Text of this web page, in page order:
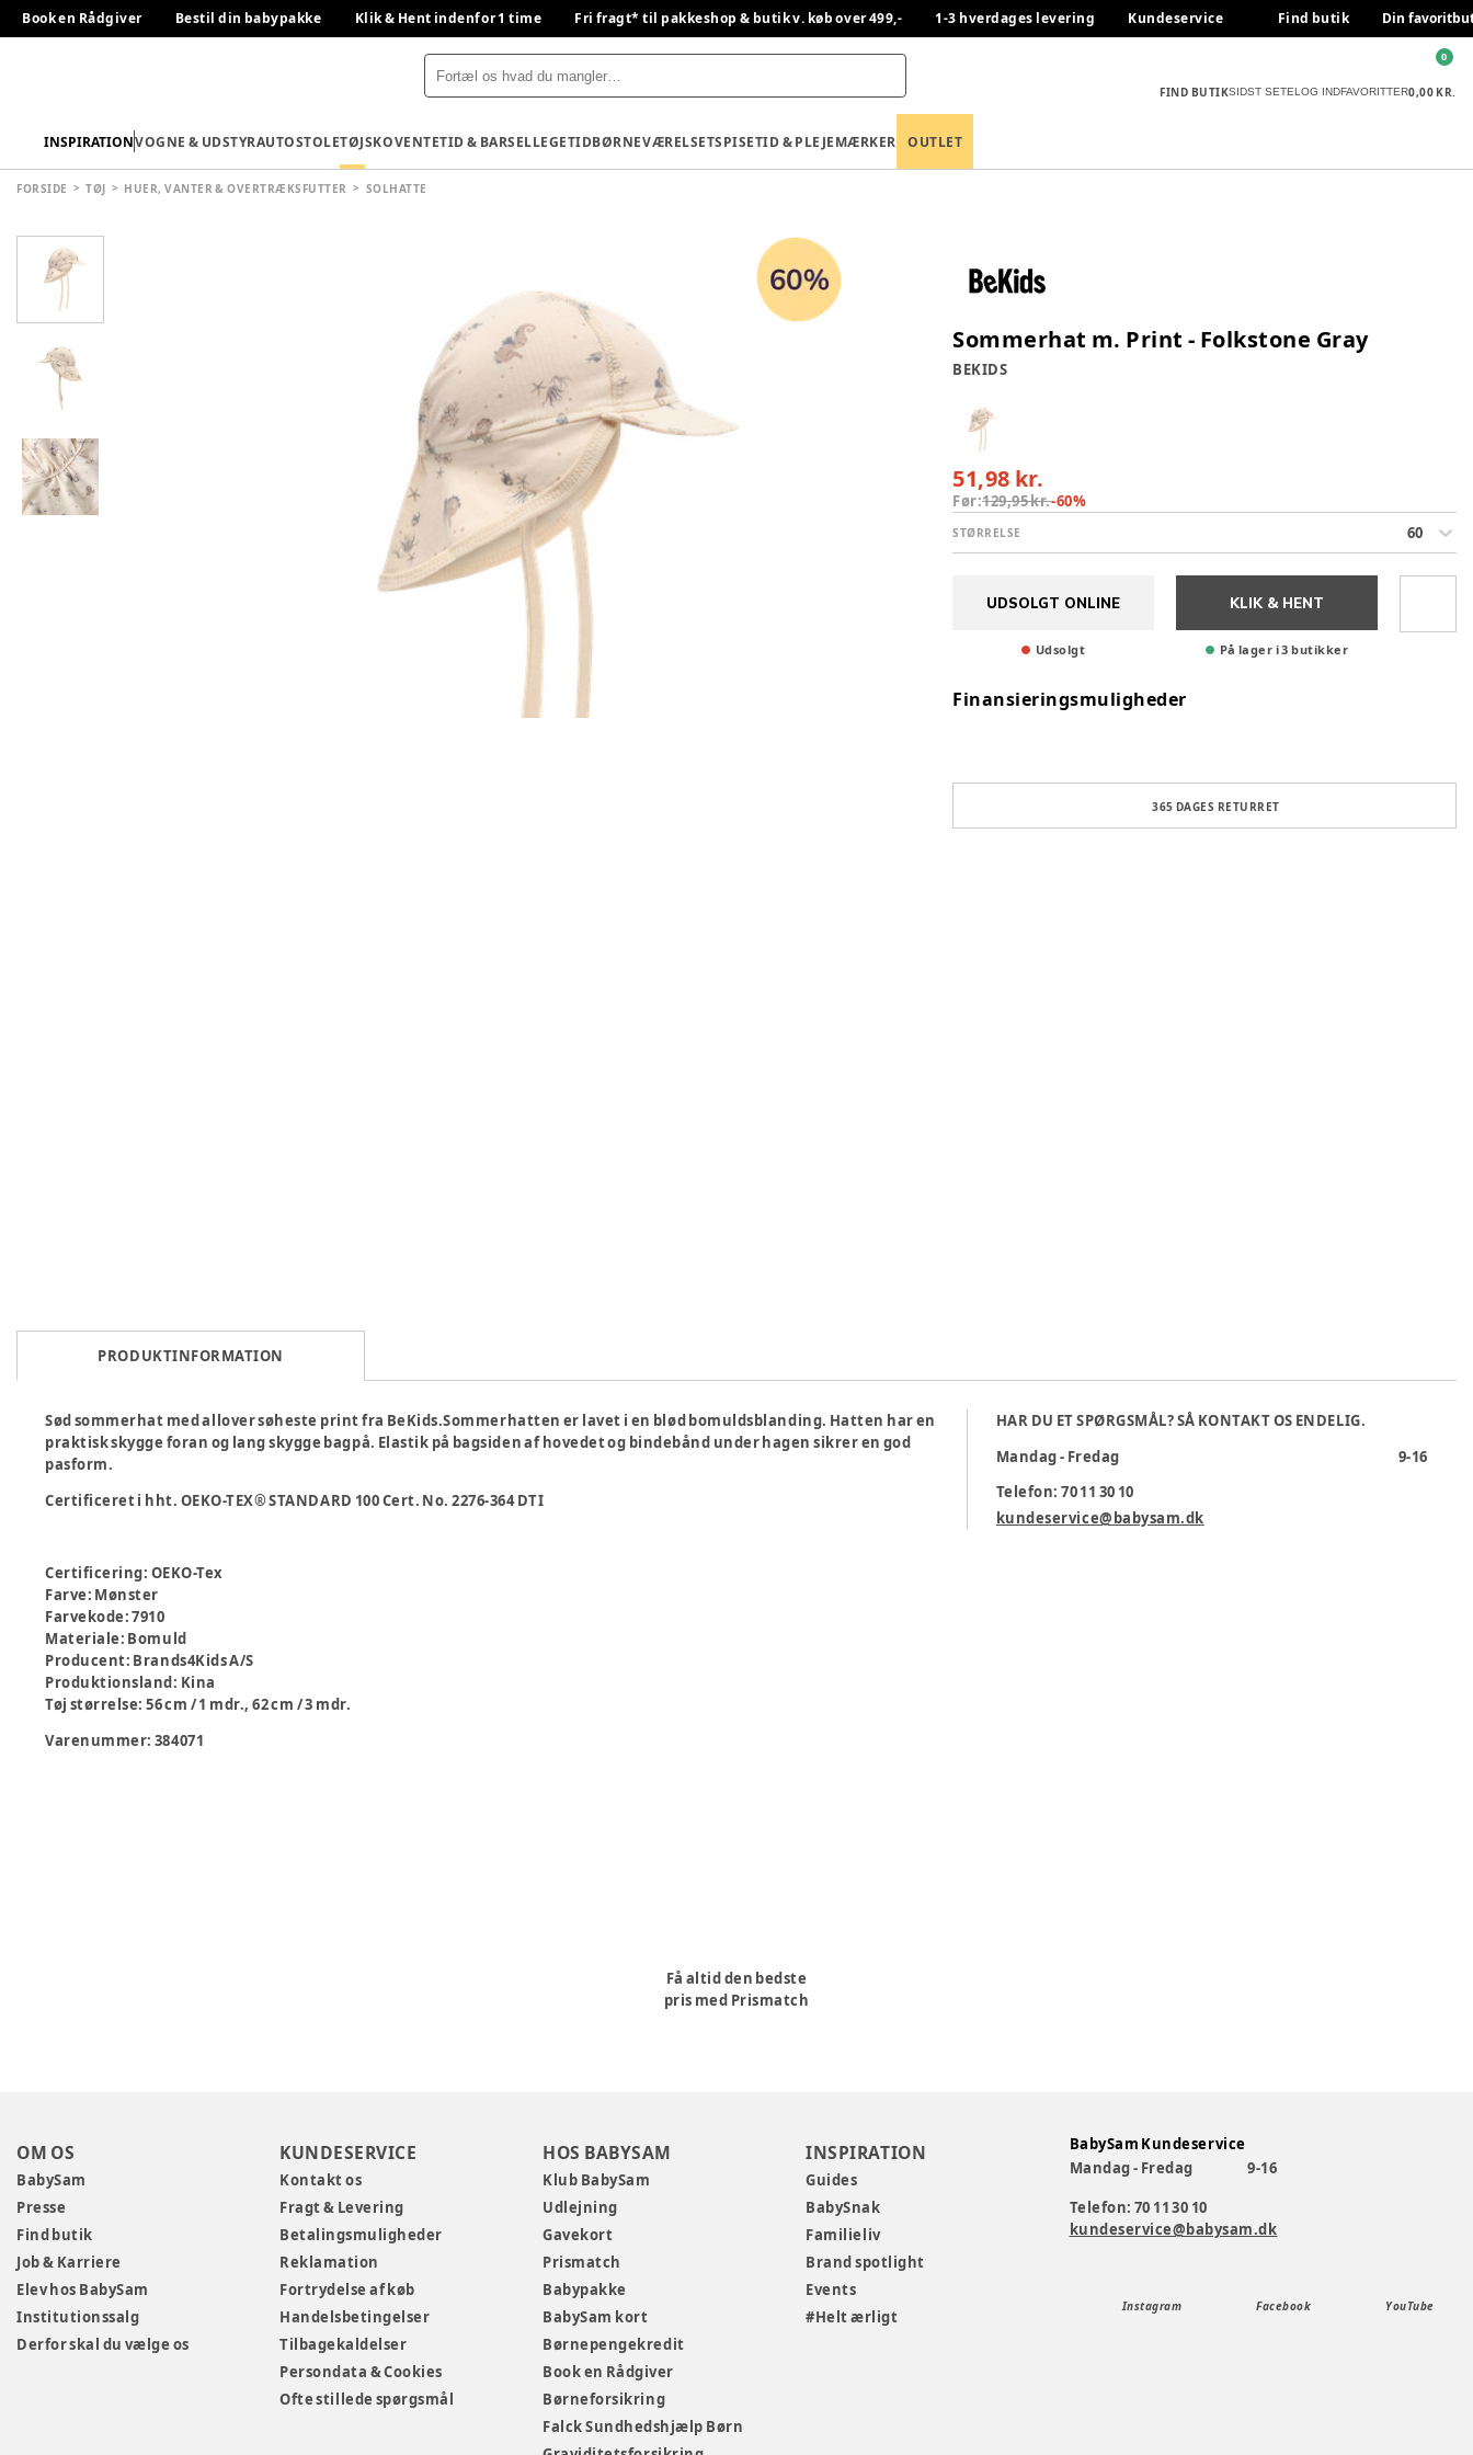
Book en Rådgiver Bestil din babypakke Klik & Hent indenfor 1 time Fri fragt* til pakkeshop & butik v. køb over 499,- 1-3 hverdages levering Kundeservice Find butik Din
FIND BUTIKSIDST SETELOG INDFAVORITTER0,00 KR.
0
INSPIRATIONVOGNE & UDSTYRAUTOSTOLETØJSKOVENTETID & BARSELLEGETIDBØRNEVÆRELSETSPISETID & PLEJEMÆRKER OUTLET
FORSIDE TØJ HUER, VANTER & OVERTRÆKSFUTTER SOLHATTE
Sommerhat m. Print - Folkstone Gray
BEKIDS
51,98 kr.
Før:129,95 kr.-60%
STØRRELSE 60
UDSOLGT ONLINE
Udsolgt
KLIK & HENT
På lager i 3 butikker
Finansieringsmuligheder
365 DAGES RETURRET
PRODUKTINFORMATION
Sød sommerhat med allover søheste print fra BeKids.Sommerhatten er lavet i en blød bomuldsblanding. Hatten har en
praktisk skygge foran og lang skygge bagpå. Elastik på bagsiden af hovedet og bindebånd under hagen sikrer en god
pasform.
Certificeret i hht. OEKO-TEX® STANDARD 100 Cert. No. 2276-364 DTI
Certificering: OEKO-Tex
Farve: Mønster
Farvekode:7910
Materiale: Bomuld
Producent: Brands4Kids A/S
Produktionsland: Kina
Tøj størrelse:56 cm / 1 mdr., 62 cm / 3 mdr.
Varenummer: 384071
HAR DU ET SPØRGSMÅL? SÅ KONTAKT OS ENDELIG.
Mandag - Fredag
9-16
Telefon: 70 11 30 10
kundeservice@babysam.dk
Få altid den bedste
pris med Prismatch
OM OS
BabySam
Presse
Find butik
Job & Karriere
Elev hos BabySam
Institutionssalg
Derfor skal du vælge os
KUNDESERVICE
Kontakt os
Fragt & Levering
Betalingsmuligheder
Reklamation
Fortrydelse af køb
Handelsbetingelser
Tilbagekaldelser
Persondata & Cookies
Ofte stillede spørgsmål
HOS BABYSAM
Klub BabySam
Udlejning
Gavekort
Prismatch
Babypakke
BabySam kort
Børnepengekredit
Book en Rådgiver
Børneforsikring
Falck Sundhedshjælp Børn
INSPIRATION
Guides
BabySnak
Familieliv
Brand spotlight
Events
#Helt ærligt
BabySam Kundeservice
Mandag - Fredag
9-16
Telefon: 70 11 30 10
kundeservice@babysam.dk
Instagram Facebook YouTube